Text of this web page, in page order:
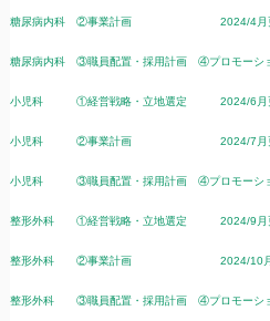
糖尿病内科 ②事業計画 2024/4月更
糖尿病内科 ③職員配置・採用計画 ④プロモーシ
小児科 ①経営戦略・立地選定 2024/6月
小児科 ②事業計画 2024/7月更
小児科 ③職員配置・採用計画 ④プロモーシ
整形外科 ①経営戦略・立地選定 2024/9月
整形外科 ②事業計画 2024/10月
整形外科 ③職員配置・採用計画 ④プロモーシ